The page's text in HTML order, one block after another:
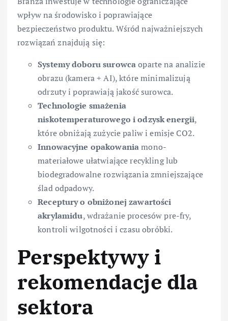
wpływ na środowisko i poprawiające
bezpieczeństwo produktu. Wśród najważniejszych
rozwiązań znajdują się:
Systemy doboru surowcaoparte na analizie
obrazu (kamera + AI), które minimalizują
odrzuty i poprawiają jakość surowca.
Technologie smażenia
niskotemperaturowego i odzysk energii,
które obniżają zużycie paliw i emisje CO2.
Innowacyjne opakowaniamono-
materiałowe ułatwiające recykling lub
biodegradowalne rozwiązania zmniejszające
ślad odpadowy.
Receptury o obniżonej zawartości
akrylamidu, wdrażanie procesów pre-fry,
kontroli wilgotności i czasu obróbki.
Perspektywy i
rekomendacje dla
sektora